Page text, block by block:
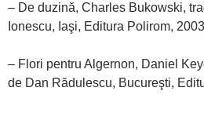
– De duzină, Charles Bukowski,
Ionescu, Iaşi, Editura Polirom,
– Flori pentru Algernon, Daniel
de Dan Rădulescu, Bucureşti,